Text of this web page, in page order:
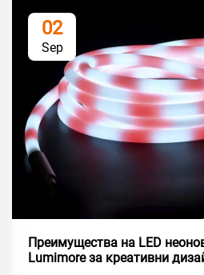
02
Sep
Преимущества на LED
Lumimore за креативни